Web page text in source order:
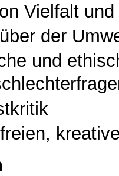
Vielfalt
der
und